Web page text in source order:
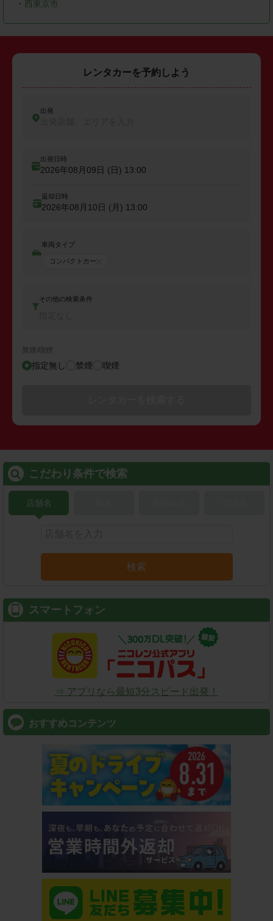
・ 西東京市
レンタカーを予約しよう
出発
出発日時
2026年08月09日 (日) 13:00
返却日時
2026年08月10日 (月) 13:00
車両タイプ
コンパクトカー
その他の検索条件
禁煙/喫煙
指定無し 禁煙 喫煙
こだわり条件で検索
店舗名
検索
スマートフォン
⇒ アプリなら最短3分スピード出発！
おすすめコンテンツ